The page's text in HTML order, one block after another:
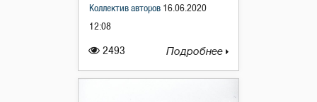
2493
Коллектив авторов 16.06.2020
12:08
Подробнее